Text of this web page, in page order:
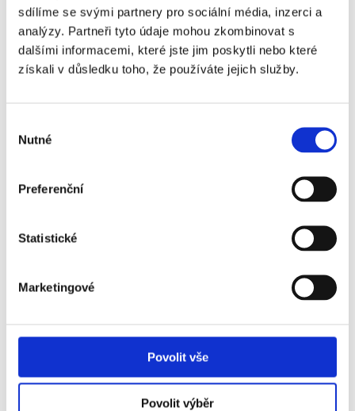
sdílíme se svými partnery pro sociální média, inzerci a
analýzy. Partneři tyto údaje mohou zkombinovat s
dalšími informacemi, které jste jim poskytli nebo které
získali v důsledku toho, že používáte jejich služby.
souhlasu
Nutné
Preferenční
Statistické
Marketingové
Povolit vše
Povolit výběr
Manchester
City - Ipswich
Town - VIP
Heart of the
Ano +2 610 Kč
City - Ipswich
Manager
+3 750 Kč
City - Ipswich
Manchester
Town - VIP
+4 920 Kč
Manchester
Ano +23 130 Kč